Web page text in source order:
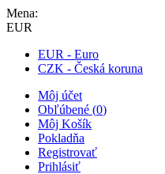
Mena:
EUR
EUR - Euro
CZK - Česká koruna
Môj účet
Obľúbené (0)
Môj Košík
Pokladňa
Registrovať
Prihlásiť